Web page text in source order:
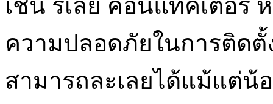
เช่น รีเลย์ คอนแทคเตอร์
ความปลอดภัยในการติดตั้
สามารถละเลยได้แม้แต่น้